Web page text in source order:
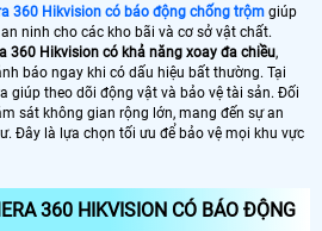
360 Hikvision có báo động chống trộm giúp
ninh cho các kho bãi và cơ sở vật chất.
360 Hikvision có khả năng xoay đa chiều,
báo ngay khi có dấu hiệu bất thường. Tại
giúp theo dõi động vật và bảo vệ tài sản. Đối
sát không gian rộng lớn, mang đến sự an
Đây là lựa chọn tối ưu để bảo vệ mọi khu vực
360 HIKVISION CÓ BÁO ĐỘNG